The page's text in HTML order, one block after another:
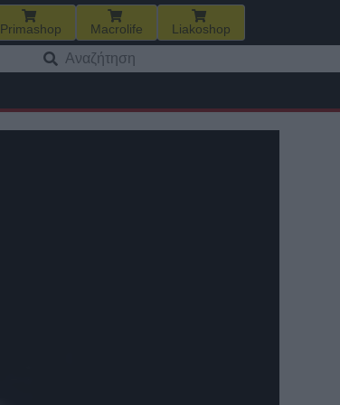
Primashop Macrolife Liakoshop
για: